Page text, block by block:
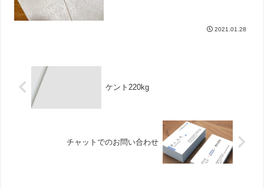
2021.01.28
ケント220kg
チャットでのお問い合わせ